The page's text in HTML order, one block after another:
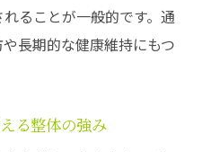
ることが一般的です。通
長期的な健康維持にもつ
る整体の強み